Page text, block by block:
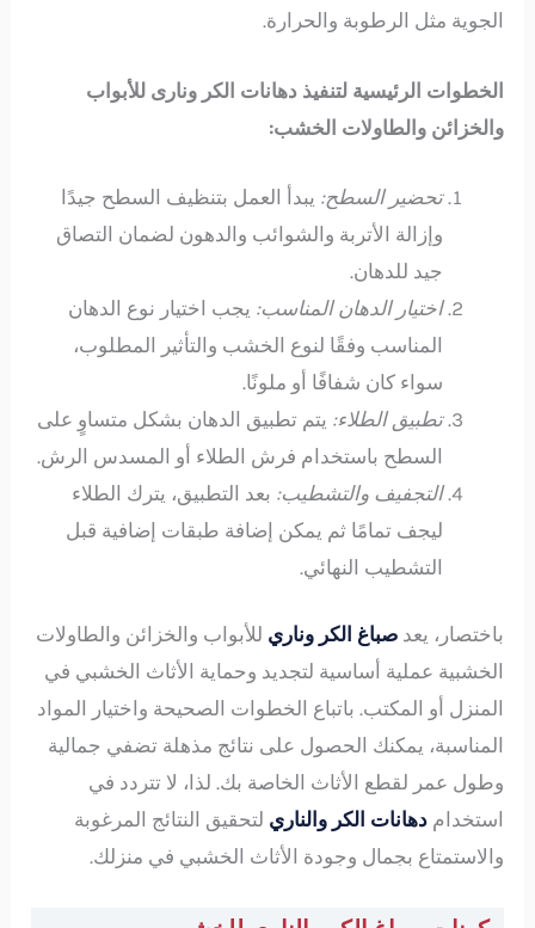
الجوية مثل الرطوبة والحرارة.
الخطوات الرئيسية لتنفيذ دهانات الكر ونارى للأبواب
والخزائن والطاولات الخشب:
تحضير السطح: يبدأ العمل بتنظيف السطح جيدًا
وإزالة الأتربة والشوائب والدهون لضمان التصاق
جيد للدهان.
اختيار الدهان المناسب: يجب اختيار نوع الدهان
المناسب وفقًا لنوع الخشب والتأثير المطلوب،
سواء كان شفافًا أو ملونًا.
تطبيق الطلاء: يتم تطبيق الدهان بشكل متساوٍ على
السطح باستخدام فرش الطلاء أو المسدس الرش.
التجفيف والتشطيب: بعد التطبيق، يترك الطلاء
ليجف تمامًا ثم يمكن إضافة طبقات إضافية قبل
التشطيب النهائي.
باختصار، يعدصباغ الكر وناري للأبواب والخزائن والطاولات
الخشبية عملية أساسية لتجديد وحماية الأثاث الخشبي في
المنزل أو المكتب. باتباع الخطوات الصحيحة واختيار المواد
المناسبة، يمكنك الحصول على نتائج مذهلة تضفي جمالية
وطول عمر لقطع الأثاث الخاصة بك. لذا، لا تتردد في
استخدام دهانات الكر والناري لتحقيق النتائج المرغوبة
والاستمتاع بجمال وجودة الأثاث الخشبي في منزلك.